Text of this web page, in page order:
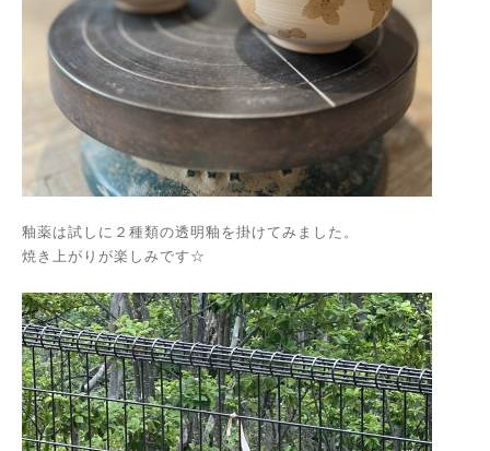
釉薬は試しに２種類の透明釉を掛けてみました。
焼き上がりが楽しみです☆